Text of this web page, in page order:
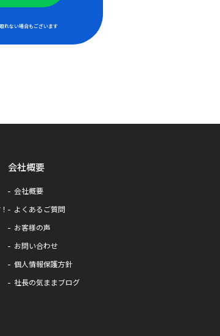
れない場合もございます
会社概要
会社概要
よくあるご質問
お客様の声
お問い合わせ
個人情報保護方針
社長の気ままブログ